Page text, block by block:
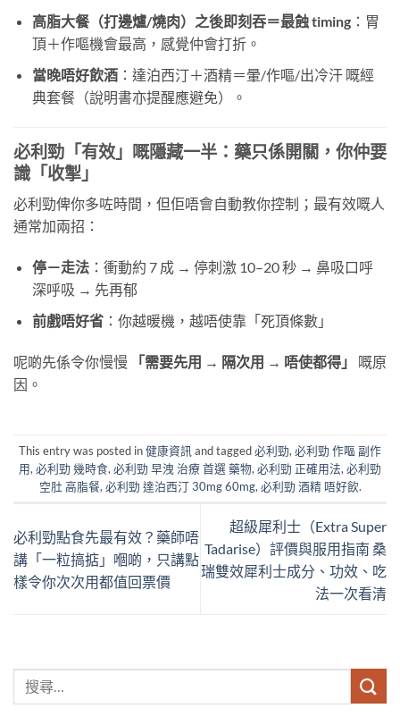
高脂大餐（打邊爐/燒肉）之後即刻吞＝最蝕 timing：胃
頂＋作嘔機會最高，感覺仲會打折。
當晚唔好飲酒：達泊西汀＋酒精＝暈/作嘔/出冷汗 嘅經
典套餐（說明書亦提醒應避免）。
必利勁「有效」嘅隱藏一半：藥只係開關，你仲要
識「收掣」
必利勁俾你多咗時間，但佢唔會自動教你控制；最有效嘅人
通常加兩招：
停－走法：衝動約 7 成 → 停刺激 10–20 秒 → 鼻吸口呼
深呼吸 → 先再郁
前戲唔好省：你越暖機，越唔使靠「死頂條數」
呢啲先係令你慢慢 「需要先用 → 隔次用 → 唔使都得」
​ 嘅原
因。
This entry was posted in健康資訊 and tagged必利勁, 必利勁 作嘔 副作
用, 必利勁 幾時食, 必利勁 早洩 治療 首選 藥物, 必利勁 正確用法, 必利勁
空肚 高脂餐, 必利勁 達泊西汀 30mg 60mg, 必利勁 酒精 唔好飲.
必利勁點食先最有效？藥師唔
講「一粒搞掂」嗰啲，只講點
樣令你次次用都值回票價
超級犀利士（Extra Super
Tadarise）評價與服用指南 桑
瑞雙效犀利士成分、功效、吃
法一次看清